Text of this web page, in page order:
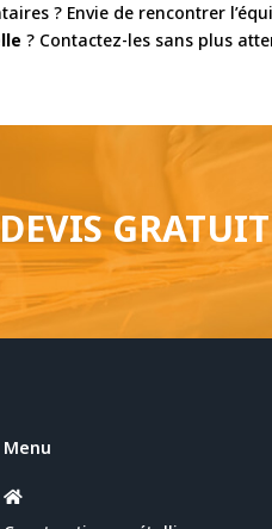
? Envie de rencontrer
? Contactez-les sans plus
Menu